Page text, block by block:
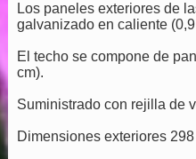
Los paneles exteriores de
galvanizado en caliente (0,9
El techo se compone de
cm).
Suministrado con rejilla de
Dimensiones exteriores